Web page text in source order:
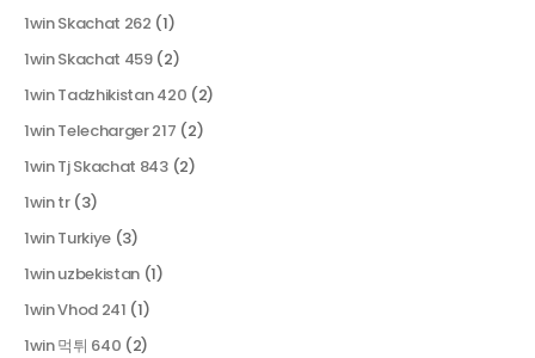
1win Skachat 262 (1)
1win Skachat 459(2)
1win Tadzhikistan 420 (2)
1win Telecharger 217 (2)
1win Tj Skachat 843(2)
1win tr(3)
1win Turkiye (3)
1win uzbekistan (1)
1win Vhod 241 (1)
1win 먹튀 640 (2)